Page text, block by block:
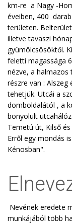
km-re a Nagy -
éveiben, 400
területen.
illetve tavaszi
gyümölcsösöktől.
feletti magassága
nézve, a
részre van : Alszeg
tehetjük. Utcái a
domboldalától , a
bonyolult
Temetú út, Kilső
Erről egy mondás
Kénosban".
Nevének eredete
munkájából több